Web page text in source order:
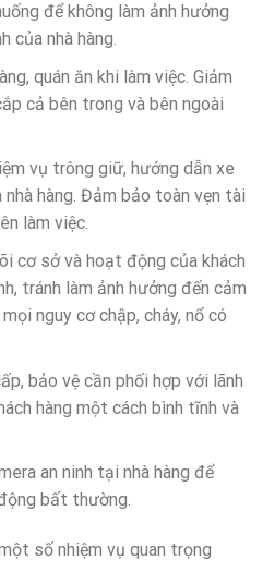
để không làm ảnh hưởng
của nhà hàng.
quán ăn khi làm việc. Giảm
cả bên trong và bên ngoài
vụ trông giữ, hướng dẫn xe
hàng. Đảm bảo toàn vẹn tài
làm việc.
cơ sở và hoạt động của khách
tránh làm ảnh hưởng đến cảm
nguy cơ chập, cháy, nổ có
bảo vệ cần phối hợp với lãnh
hàng một cách bình tĩnh và
an ninh tại nhà hàng để
bất thường.
số nhiệm vụ quan trọng